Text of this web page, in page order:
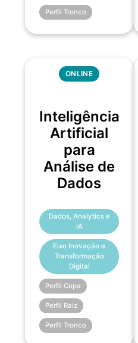
Perfil Tronco
ONLINE
Inteligência
Artificial
para
Análise de
Dados
Dados, Analytics e
IA
Eixo Inovação e
Transformação
Digital
Perfil Copa
Perfil Raiz
Perfil Tronco